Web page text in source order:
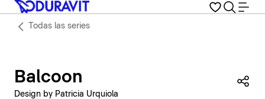
Todas las series
Balcoon
Design by Patricia Urquiola